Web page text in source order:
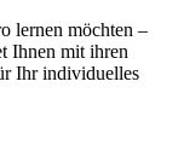
lernen möchten –
Ihnen mit ihren
Ihr individuelles